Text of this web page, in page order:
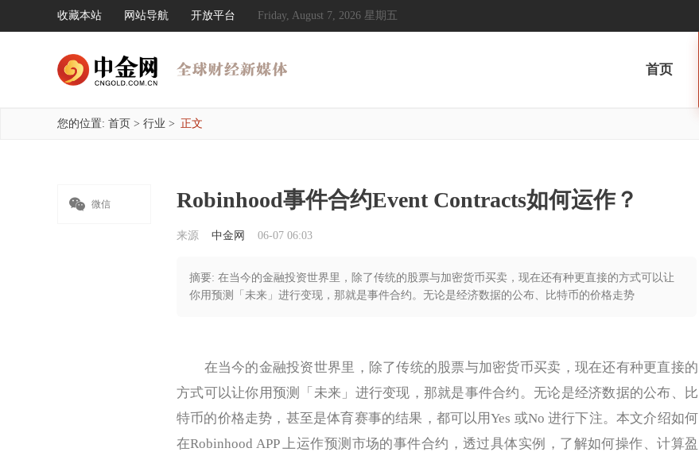
收藏本站 网站导航 开放平台 Friday, August 7, 2026 星期五
首页
您的位置: 首页 > 行业 > 正文
 微信 Robinhood事件合约Event Contracts如何运作？
来源 中金网 06-07 06:03
摘要: 在当今的金融投资世界里，除了传统的股票与加密货币买卖，现在还有种更直接的方式可以让
你用预测「未来」进行变现，那就是事件合约。无论是经济数据的公布、比特币的价格走势
在当今的金融投资世界里，除了传统的股票与加密货币买卖，现在还有种更直接的
方式可以让你用预测「未来」进行变现，那就是事件合约。无论是经济数据的公布、比
特币的价格走势，甚至是体育赛事的结果，都可以用Yes 或No 进行下注。本文介绍如何
在Robinhood APP 上运作预测市场的事件合约，透过具体实例，了解如何操作、计算盈